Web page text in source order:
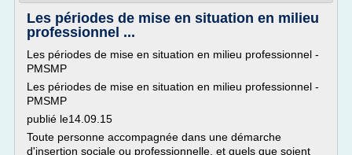
Les périodes de mise en situation en milieu
professionnel ...
Les périodes de mise en situation en milieu professionnel -
PMSMP
Les périodes de mise en situation en milieu professionnel -
PMSMP
publié le14.09.15
Toute personne accompagnée dans une démarche
d'insertion sociale ou professionnelle, et quels que soient